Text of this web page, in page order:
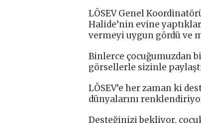
LÖSEV Genel
Halide’nin evine
vermeyi uygun gördü ve
Binlerce çocuğumuzdan
görsellerle sizinle
LÖSEV’e her zaman ki
dünyalarını
Desteğinizi bekliyor,